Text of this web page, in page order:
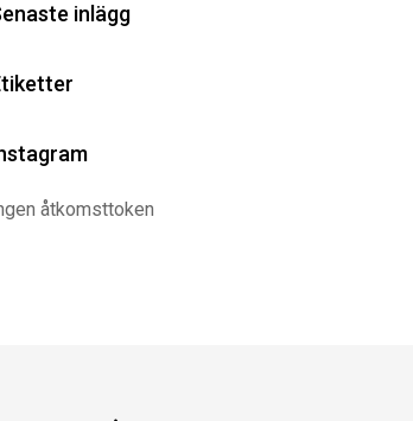
inlägg
åtkomsttoken